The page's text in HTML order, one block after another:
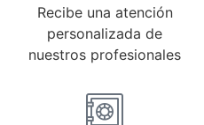
Recibe una atención
personalizada de
nuestros profesionales